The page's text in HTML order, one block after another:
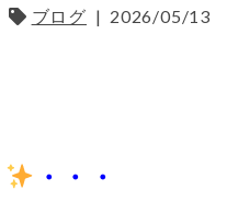
ブログ | 2026/05/13
・・・